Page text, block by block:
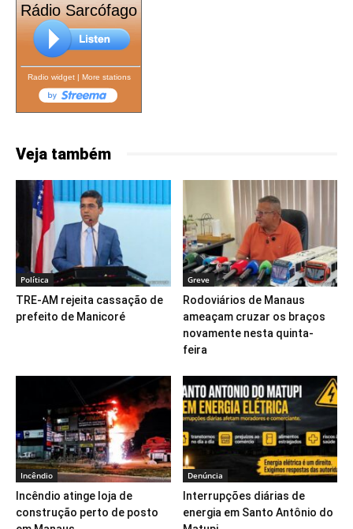
Rádio Sarcófago
Radio widget| More stations
Veja também
Política
TRE-AM rejeita cassação de
prefeito de Manicoré
Greve
Rodoviários de Manaus
ameaçam cruzar os braços
novamente nesta quinta-
feira
Incêndio
Incêndio atinge loja de
construção perto de posto
Denúncia
Interrupções diárias de
energia em Santo Antônio do